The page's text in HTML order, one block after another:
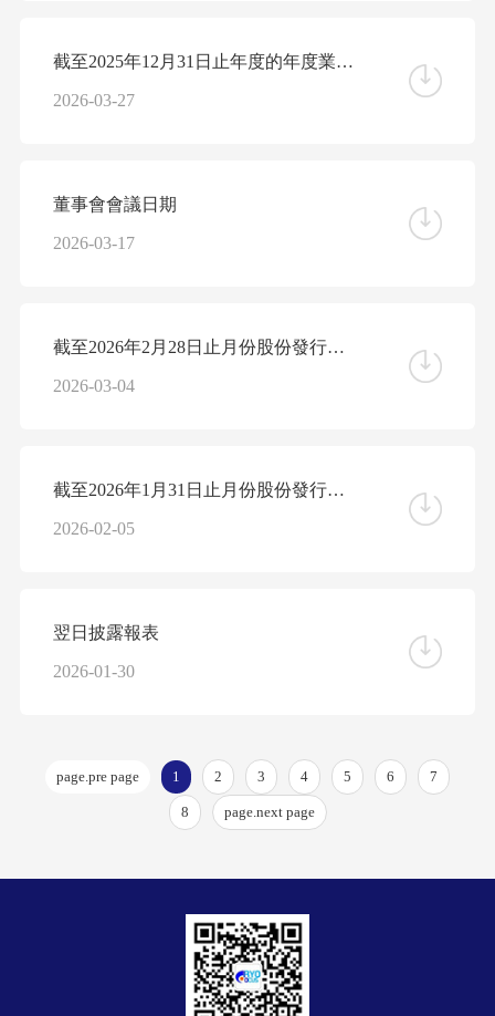
截至2025年12月31日止年度的年度業績公告
2026-03-27
董事會會議日期
2026-03-17
截至2026年2月28日止月份股份發行人的證券變動月報表
2026-03-04
截至2026年1月31日止月份股份發行人的證券變動月報表
2026-02-05
翌日披露報表
2026-01-30
page.pre page 1 2 3 4 5 6 7
8 page.next page